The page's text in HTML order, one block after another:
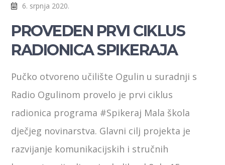
6. srpnja 2020.
PROVEDEN PRVI CIKLUS
RADIONICA SPIKERAJA
Pučko otvoreno učilište Ogulin u suradnji s
Radio Ogulinom provelo je prvi ciklus
radionica programa #Spikeraj Mala škola
dječjeg novinarstva. Glavni cilj projekta je
razvijanje komunikacijskih i stručnih